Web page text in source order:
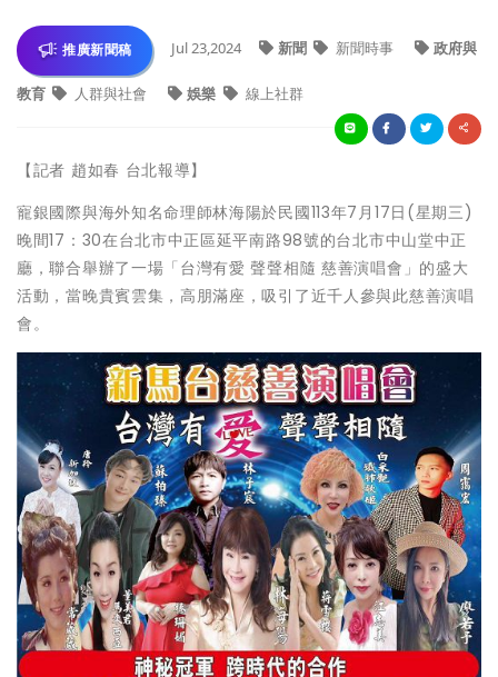
推廣新聞稿 Jul 23,2024 新聞 新聞時事 政府與
教育 人群與社會 娛樂 線上社群
【記者 趙如春 台北報導】
寵銀國際與海外知名命理師林海陽於民國113年7月17日(星期三)
晚間17：30在台北市中正區延平南路98號的台北市中山堂中正
廳，聯合舉辦了一場「台灣有愛 聲聲相隨 慈善演唱會」的盛大
活動，當晚貴賓雲集，高朋滿座，吸引了近千人參與此慈善演唱
會。